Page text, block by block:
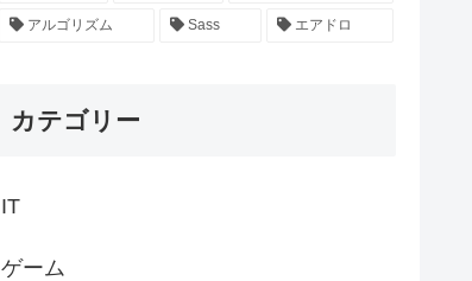
アルゴリズム Sass エアドロ
カテゴリー
IT
ゲーム